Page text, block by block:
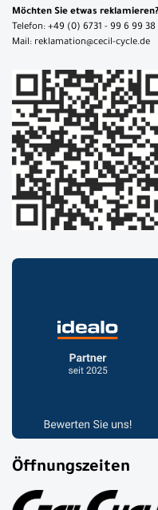
Möchten Sie etwas reklamieren?
Telefon: +49 (0) 6731 - 99 6 99 38
Mail: reklamation@cecil-cycle.de
Öffnungszeiten